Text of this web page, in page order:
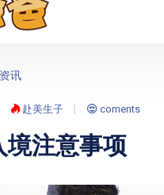
讯
赴美生子 coments
境注意事项